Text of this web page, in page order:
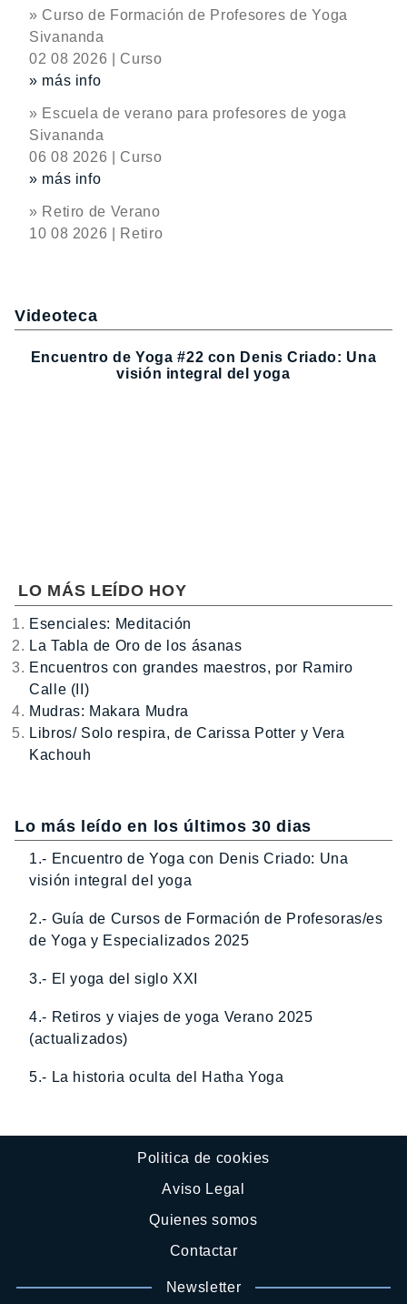
» Curso de Formación de Profesores de Yoga
Sivananda
02 08 2026 | Curso
» más info
» Escuela de verano para profesores de yoga
Sivananda
06 08 2026 | Curso
» más info
» Retiro de Verano
10 08 2026 | Retiro
Videoteca
Encuentro de Yoga #22 con Denis Criado: Una
visión integral del yoga
LO MÁS LEÍDO HOY
Esenciales: Meditación
La Tabla de Oro de los ásanas
Encuentros con grandes maestros, por Ramiro
Calle (II)
Mudras: Makara Mudra
Libros/ Solo respira, de Carissa Potter y Vera
Kachouh
Lo más leído en los últimos 30 dias
1.- Encuentro de Yoga con Denis Criado: Una
visión integral del yoga
2.- Guía de Cursos de Formación de Profesoras/es
de Yoga y Especializados 2025
3.- El yoga del siglo XXI
4.- Retiros y viajes de yoga Verano 2025
(actualizados)
5.- La historia oculta del Hatha Yoga
Politica de cookies
Aviso Legal
Quienes somos
Contactar
Newsletter